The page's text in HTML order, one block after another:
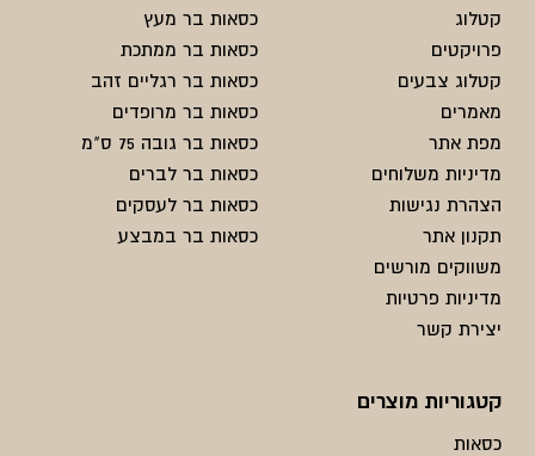
קטלוג
פרויקטים
קטלוג צבעים
מאמרים
מפת אתר
מדיניות משלוחים
הצהרת נגישות
תקנון אתר
משווקים מורשים
מדיניות פרטיות
יצירת קשר
כסאות בר מעץ
כסאות בר ממתכת
כסאות בר רגליים זהב
כסאות בר מרופדים
כסאות בר גובה 75 ס"מ
כסאות בר לברים
כסאות בר לעסקים
כסאות בר במבצע
קטגוריות מוצרים
כסאות